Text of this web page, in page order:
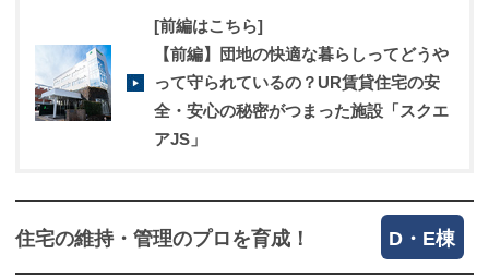
[前編はこちら]
【前編】団地の快適な暮らしってどうや
って守られているの？UR賃貸住宅の安
全・安心の秘密がつまった施設「スクエ
アJS」
住宅の維持・管理のプロを育成！ D・E棟